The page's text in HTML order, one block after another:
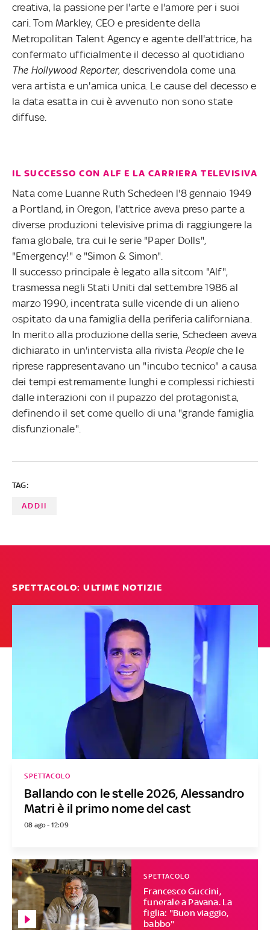
creativa, la passione per l'arte e l'amore per i suoi
cari. Tom Markley, CEO e presidente della
Metropolitan Talent Agency e agente dell'attrice, ha
confermato ufficialmente il decesso al quotidiano
The Hollywood Reporter, descrivendola come una
vera artista e un'amica unica. Le cause del decesso e
la data esatta in cui è avvenuto non sono state
diffuse.
IL SUCCESSO CON ALF E LA CARRIERA TELEVISIVA
Nata come Luanne Ruth Schedeen l'8 gennaio 1949
a Portland, in Oregon, l'attrice aveva preso parte a
diverse produzioni televisive prima di raggiungere la
fama globale, tra cui le serie "Paper Dolls",
"Emergency!" e "Simon & Simon".
Il successo principale è legato alla sitcom "Alf",
trasmessa negli Stati Uniti dal settembre 1986 al
marzo 1990, incentrata sulle vicende di un alieno
ospitato da una famiglia della periferia californiana.
In merito alla produzione della serie, Schedeen aveva
dichiarato in un'intervista alla rivista Peopleche le
riprese rappresentavano un "incubo tecnico" a causa
dei tempi estremamente lunghi e complessi richiesti
dalle interazioni con il pupazzo del protagonista,
definendo il set come quello di una "grande famiglia
disfunzionale".
TAG:
ADDII
SPETTACOLO: ULTIME NOTIZIE
Ballando con le stelle 2026, Alessandro
Matri è il primo nome del cast
SPETTACOLO
08 ago - 12:09
Francesco Guccini,
funerale a Pavana. La
figlia: "Buon viaggio,
babbo"
SPETTACOLO